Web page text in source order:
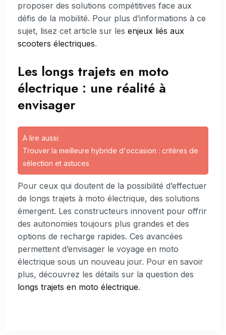
proposer des solutions compétitives face aux
défis de la mobilité. Pour plus d’informations à ce
sujet, lisez cet article sur les enjeux liés aux
scooters électriques.
Les longs trajets en moto
électrique : une réalité à
envisager
A lire aussi:
Trouver la meilleure hybride d'occasion : critères de
sélection et astuces
Pour ceux qui doutent de la possibilité d’effectuer
de longs trajets à moto électrique, des solutions
émergent. Les constructeurs innovent pour offrir
des autonomies toujours plus grandes et des
options de recharge rapides. Ces avancées
permettent d’envisager le voyage en moto
électrique sous un nouveau jour. Pour en savoir
plus, découvrez les détails sur la question des
longs trajets en moto électrique.